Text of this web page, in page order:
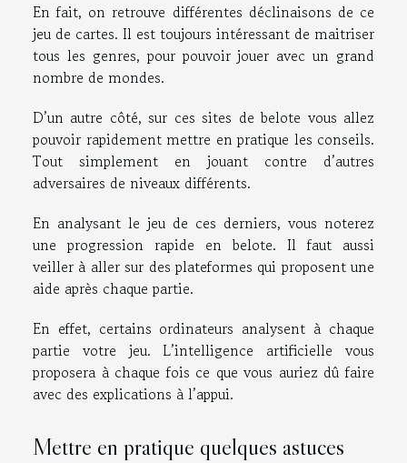
En fait, on retrouve différentes déclinaisons de ce
jeu de cartes. Il est toujours intéressant de maitriser
tous les genres, pour pouvoir jouer avec un grand
nombre de mondes.
D’un autre côté, sur ces sites de belote vous allez
pouvoir rapidement mettre en pratique les conseils.
Tout simplement en jouant contre d’autres
adversaires de niveaux différents.
En analysant le jeu de ces derniers, vous noterez
une progression rapide en belote. Il faut aussi
veiller à aller sur des plateformes qui proposent une
aide après chaque partie.
En effet, certains ordinateurs analysent à chaque
partie votre jeu. L’intelligence artificielle vous
proposera à chaque fois ce que vous auriez dû faire
avec des explications à l’appui.
Mettre en pratique quelques astuces